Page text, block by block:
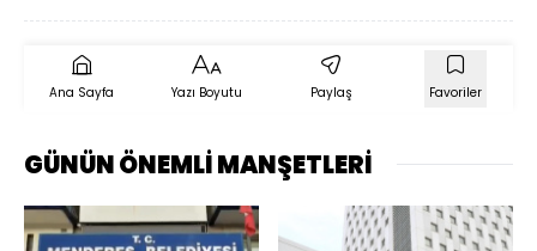
Ana Sayfa Yazı Boyutu Paylaş Favoriler
GÜNÜN ÖNEMLİ MANŞETLERİ